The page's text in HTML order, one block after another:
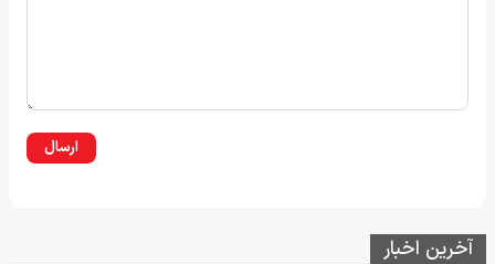
ارسال
آخرین اخبار